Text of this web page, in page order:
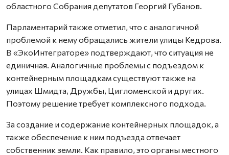
областного Собрания депутатов Георгий Губанов.
Парламентарий также отметил, что с аналогичной
проблемой к нему обращались жители улицы Кедрова.
В «ЭкоИнтеграторе» подтверждают, что ситуация не
единичная. Аналогичные проблемы с подъездом к
контейнерным площадкам существуют также на
улицах Шмидта, Дружбы, Цигломенской и других.
Поэтому решение требует комплексного подхода.
За создание и содержание контейнерных площадок, а
также обеспечение к ним подъезда отвечает
собственник земли. Как правило, это органы местного